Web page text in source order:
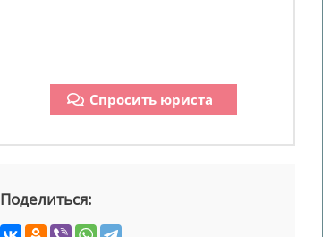
Спросить юриста
Поделиться: